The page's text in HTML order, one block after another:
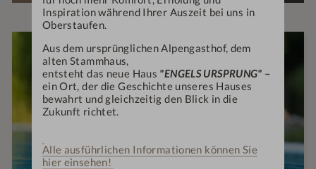
Inspiration während Ihrer Auszeit bei uns in
Oberstaufen.
Aus dem ursprünglichen Alpengasthof, dem
alten Stammhaus,
entsteht das neue Haus "ENGELS URSPRUNG" –
ein Ort, der die Geschichte unseres Hauses
bewahrt und gleichzeitig den Blick in die
Zukunft richtet.
Alle ausführlichen Informationen können Sie
hier einsehen!
EMPFOHLENES ANGEBOT FÜR DIESES
ZIMMER:
KURZE ATEMPAUSE